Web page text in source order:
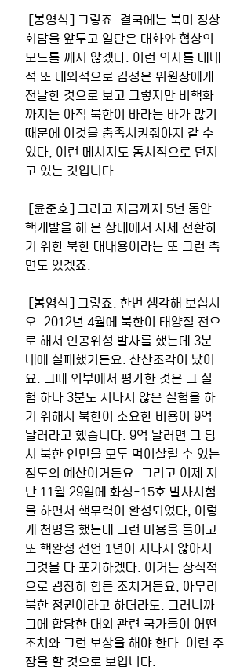
회담을 앞두고 일단은 대화와 협상의
모드를 깨지 않겠다. 이런 의사를 대내
적 또 대외적으로 김정은 위원장에게
전달한 것으로 보고 그렇지만 비핵화
까지는 아직 북한이 바라는 바가 많기
때문에 이것을 충족시켜줘야지 갈 수
있다, 이런 메시지도 동시적으로 던지
고 있는 것입니다.
핵개발을 해 온 상태에서 자세 전환하
기 위한 북한 대내용이라는 또 그런 측
면도 있겠죠.
오. 2012년 4월에 북한이 태양절 전으
로 해서 인공위성 발사를 했는데 3분
내에 실패했거든요. 산산조각이 났어
요. 그때 외부에서 평가한 것은 그 실
험 하나 3분도 지나지 않은 실험을 하
기 위해서 북한이 소요한 비용이 9억
달러라고 했습니다. 9억 달러면 그 당
시 북한 인민을 모두 먹여살릴 수 있는
정도의 예산이거든요. 그리고 이제 지
난 11월 29일에 화성-15호 발사시험
을 하면서 핵무력이 완성되었다, 이렇
게 천명을 했는데 그런 비용을 들이고
또 핵완성 선언 1년이 지나지 않아서
그것을 다 포기하겠다. 이거는 상식적
으로 굉장히 힘든 조치거든요, 아무리
북한 정권이라고 하더라도. 그러니까
그에 합당한 대외 관련 국가들이 어떤
조치와 그런 보상을 해야 한다. 이런 주
장을 할 것으로 보입니다.